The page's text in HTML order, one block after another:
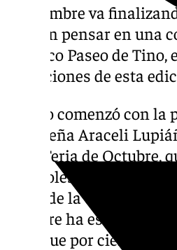
Septiembre va
pueden pensar en una
céntrico Paseo de
actuaciones de esta
El acto comenzó con
torroxeña Araceli
de la Feria de
miércoles 2 hasta el
cargo de la emisora
siempre ha estado
feria que por cierto